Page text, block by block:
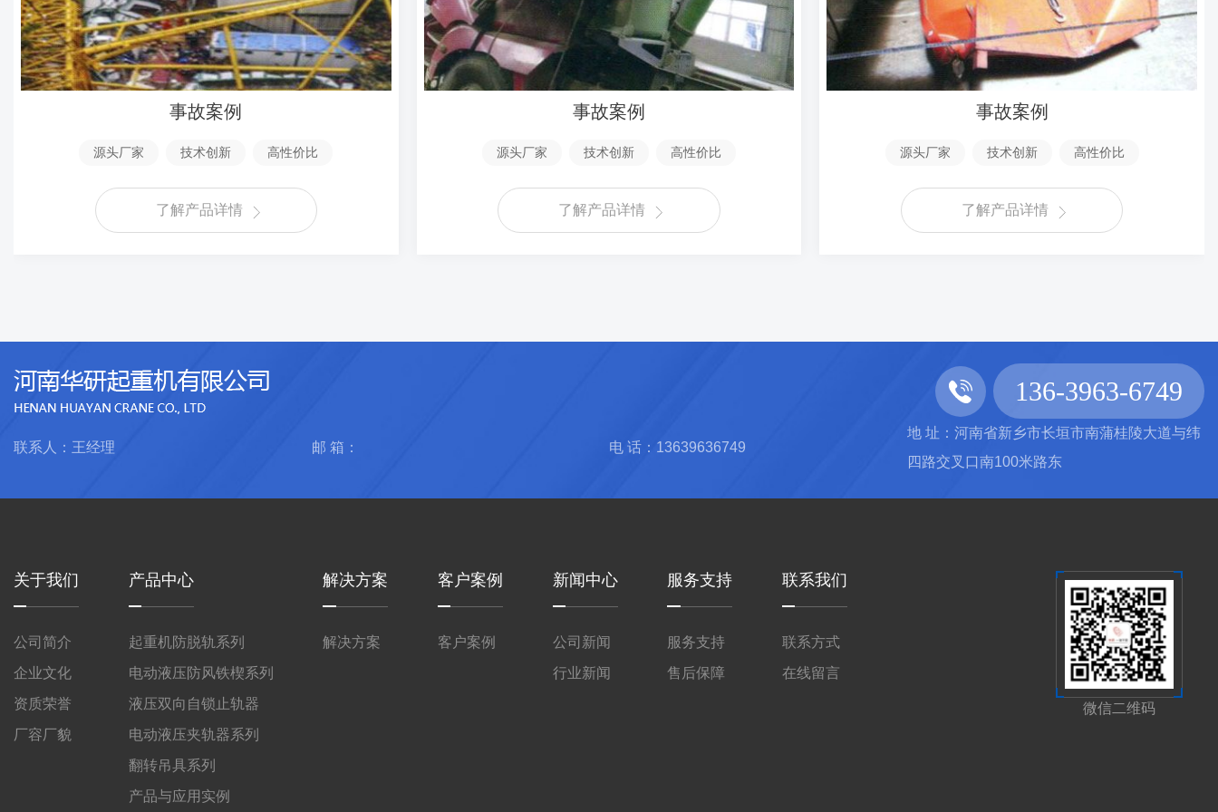
事故案例
源头厂家 技术创新 高性价比
了解产品详情
事故案例
源头厂家 技术创新 高性价比
了解产品详情
事故案例
源头厂家 技术创新 高性价比
了解产品详情
136-3963-6749
联系人：王经理 邮 箱： 电 话：13639636749
地 址：河南省新乡市长垣市南蒲桂陵大道与纬
四路交叉口南100米路东
关于我们
公司简介
企业文化
资质荣誉
厂容厂貌
产品中心
起重机防脱轨系列
电动液压防风铁楔系列
液压双向自锁止轨器
电动液压夹轨器系列
翻转吊具系列
产品与应用实例
解决方案
解决方案
客户案例
客户案例
新闻中心
公司新闻
行业新闻
服务支持
服务支持
售后保障
联系我们
联系方式
在线留言
微信二维码